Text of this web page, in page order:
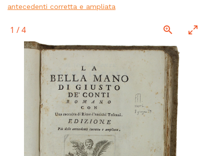
antecedenti corretta e ampliata
1 /4